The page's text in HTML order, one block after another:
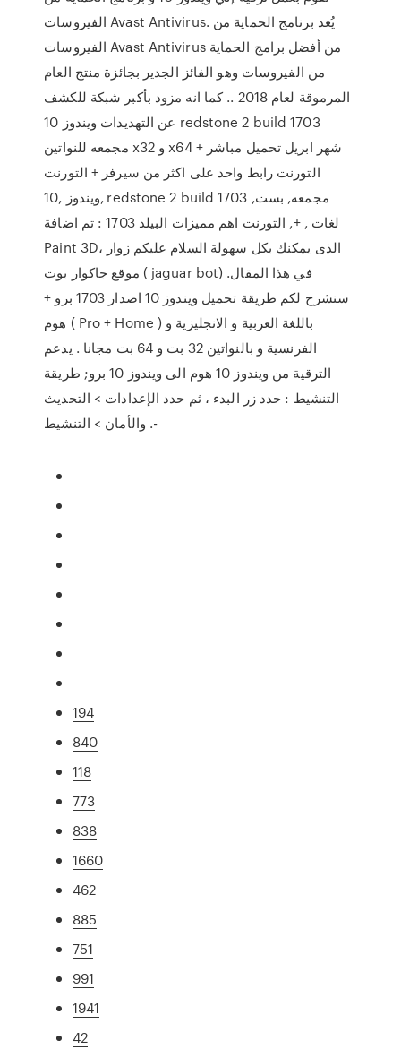
الفيروسات Avast Antivirus. يُعد برنامج الحماية من
الفيروسات Avast Antivirus من أفضل برامج الحماية
من الفيروسات وهو الفائز الجدير بجائزة منتج العام
المرموقة لعام 2018 .. كما انه مزود بأكبر شبكة للكشف
عن التهديدات ويندوز 10 redstone 2 build 1703
مجمعه للنواتين x32 و x64 شهر ابريل تحميل مباشر +
التورنت رابط واحد على اكثر من سيرفر + التورنت
ويندوز ,10, redstone 2 build 1703 ,مجمعه, بست
لغات , +, التورنت اهم مميزات البيلد 1703 : تم اضافة
Paint 3D، الذى يمكنك بكل سهولة السلام عليكم زوار
موقع جاكوار بوت ( jaguar bot) .في هذا المقال
سنشرح لكم طريقة تحميل ويندوز 10 اصدار 1703 برو +
هوم ( Pro + Home ) باللغة العربية و الانجليزية و
الفرنسية و بالنواتين 32 بت و 64 بت مجانا . يدعم
الترقية من ويندوز 10 هوم الى ويندوز 10 برو; طريقة
التنشيط : حدد زر البدء ، ثم حدد الإعدادات > التحديث
والأمان > التنشيط .-
194
840
118
773
838
1660
462
885
751
991
1941
42